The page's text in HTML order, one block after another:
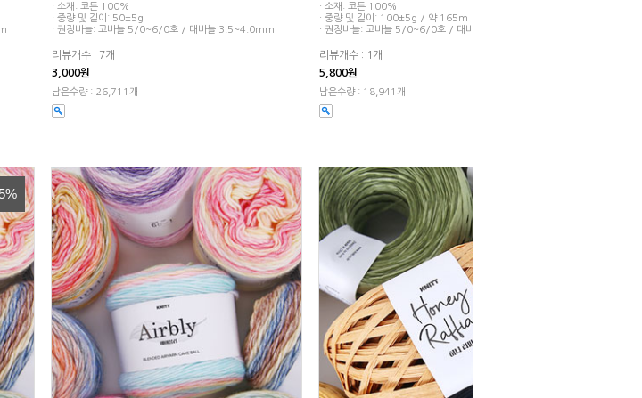
· 소재: 코튼 100%
· 중량 및 길이: 50±5g
· 권장바늘: 코바늘 5/0~6/0호 / 대바늘 3.5~4.0mm
리뷰개수 : 7개
3,000원
남은수량 : 26,711개
· 소재: 코튼 100%
· 중량 및 길이: 100±5g / 약 165m
· 권장바늘: 코바늘 5/0~6/0호 / 대바늘 5.0~6.0mm
리뷰개수 : 1개
5,800원
남은수량 : 18,941개
5%